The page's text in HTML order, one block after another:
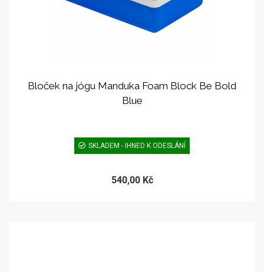
Bloček na jógu Manduka Foam Block Be Bold
Blue
SKLADEM - IHNED K ODESLÁNÍ
540,00 Kč